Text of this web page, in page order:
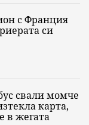
с Франция
си
свали момче
карта,
в жегата